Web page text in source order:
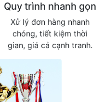
Quy trình nhanh gọn
Xử lý đơn hàng nhanh
chóng, tiết kiệm thời
gian, giá cả cạnh tranh.